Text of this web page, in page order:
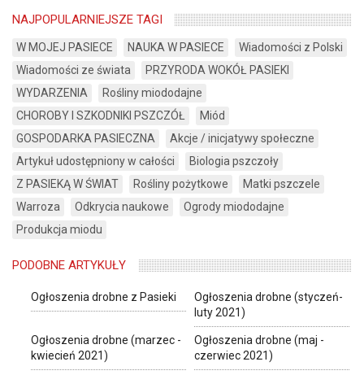
NAJPOPULARNIEJSZE TAGI
W MOJEJ PASIECE NAUKA W PASIECE
Wiadomości z Polski
Wiadomości ze świata
PRZYRODA WOKÓŁ PASIEKI
WYDARZENIA
Rośliny miododajne
CHOROBY I SZKODNIKI PSZCZÓŁ
Miód
GOSPODARKA PASIECZNA
Akcje / inicjatywy społeczne
Artykuł udostępniony w całości
Biologia pszczoły
Z PASIEKĄ W ŚWIAT
Rośliny pożytkowe
Matki pszczele
Warroza
Odkrycia naukowe
Ogrody miododajne
Produkcja miodu
PODOBNE ARTYKUŁY
Ogłoszenia drobne z Pasieki
Ogłoszenia drobne (styczeń-
luty 2021)
Ogłoszenia drobne (marzec -
kwiecień 2021)
Ogłoszenia drobne (maj -
czerwiec 2021)